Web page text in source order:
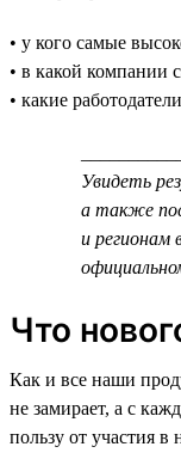
• у кого самые
• в какой компании
• какие
Увидеть
а также
и регионам
Что
Как и все наши
не замирает, а с
пользу от участия